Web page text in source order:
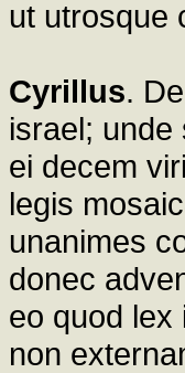
ut utrosque
Cyrillus.
israel;
ei decem
legis
unanimes
donec
eo quod lex
non